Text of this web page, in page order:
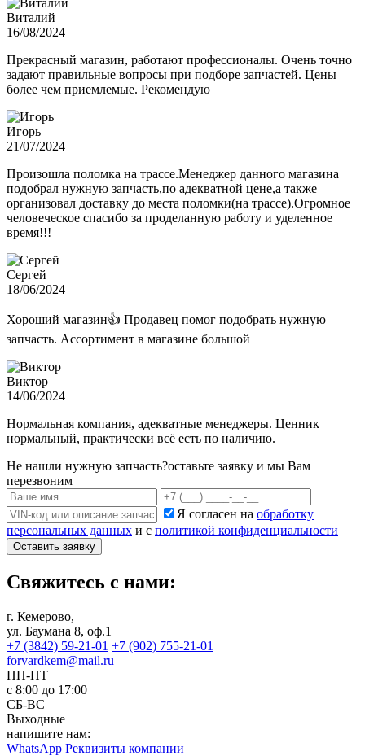
Виталий
16/08/2024
Прекрасный магазин, работают профессионалы. Очень точно
задают правильные вопросы при подборе запчастей. Цены
более чем приемлемые. Рекомендую
Игорь
21/07/2024
Произошла поломка на трассе.Менеджер данного магазина
подобрал нужную запчасть,по адекватной цене,а также
организовал доставку до места поломки(на трассе).Огромное
человеческое спасибо за проделанную работу и уделенное
время!!!
Сергей
18/06/2024
Хороший магазин👍 Продавец помог подобрать нужную
запчасть. Ассортимент в магазине большой
Виктор
14/06/2024
Нормальная компания, адекватные менеджеры. Ценник
нормальный, практически всё есть по наличию.
Не нашли нужную запчасть?оставьте заявку и мы Вам
перезвоним
Я согласен на обработку
персональных данных и с политикой конфиденциальности
Оставить заявку
Свяжитесь с нами:
г. Кемерово,
ул. Баумана 8, оф.1
+7 (3842) 59-21-01 +7 (902) 755-21-01
forvardkem@mail.ru
ПН-ПТ
с 8:00 до 17:00
СБ-ВС
Выходные
напишите нам:
WhatsApp Реквизиты компании